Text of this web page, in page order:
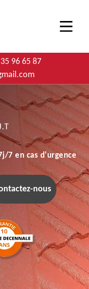
96 65 87
7 en cas d'urgence
nous